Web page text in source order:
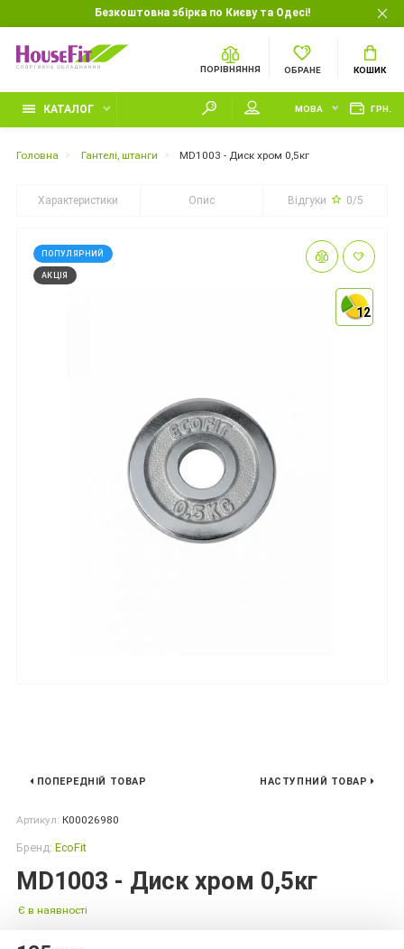
Безкоштовна збірка по Києву та Одесі!
ПОРІВНЯННЯ ОБРАНЕ КОШИК
КАТАЛОГ МОВА ГРН.
Головна Гантелі, штанги MD1003 - Диск хром 0,5кг
Характеристики Опис Відгуки 0/5
12
12
ПОПУЛЯРНИЙ
АКЦІЯ
ПОПЕРЕДНІЙ ТОВАР НАСТУПНИЙ ТОВАР
Артикул: К00026980
Бренд: EcoFit
MD1003 - Диск хром 0,5кг
Є в наявності